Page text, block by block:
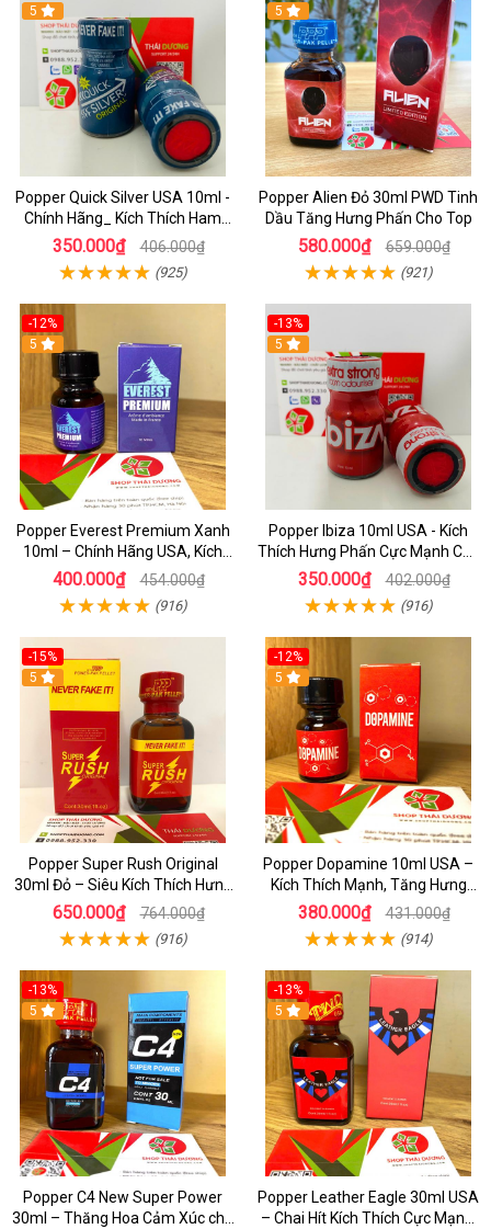
5
Popper Quick Silver USA 10ml -
Chính Hãng_ Kích Thích Ham
Muốn Cực Đỉnh
350.000₫ 406.000₫
(925)
5
Popper Alien Đỏ 30ml PWD Tinh
Dầu Tăng Hưng Phấn Cho Top
580.000₫ 659.000₫
(921)
-12%
5
Popper Everest Premium Xanh
10ml – Chính Hãng USA, Kích
Thích Hưng Phấn Cực Mạnh
400.000₫ 454.000₫
(916)
-13%
5
Popper Ibiza 10ml USA - Kích
Thích Hưng Phấn Cực Mạnh Cho
Top & Bot, Mua Ngay Giá Rẻ
350.000₫ 402.000₫
(916)
-15%
5
Popper Super Rush Original
30ml Đỏ – Siêu Kích Thích Hưng
Phấn , Cực Phê Cho Top & Bot
650.000₫ 764.000₫
(916)
-12%
5
Popper Dopamine 10ml USA –
Kích Thích Mạnh, Tăng Hưng
Phấn Cho Top & Bot
380.000₫ 431.000₫
(914)
-13%
5
Popper C4 New Super Power
30ml – Thăng Hoa Cảm Xúc cho
-13%
5
Popper Leather Eagle 30ml USA
– Chai Hít Kích Thích Cực Mạnh,